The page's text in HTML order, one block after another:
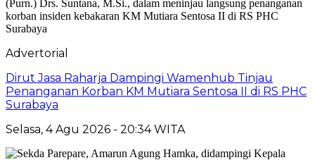
Advertorial
Dirut Jasa Raharja Dampingi Wamenhub Tinjau
Penanganan Korban KM Mutiara Sentosa II di RS PHC
Surabaya
Selasa, 4 Agu 2026 - 20:34 WITA